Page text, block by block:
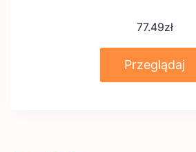
77.49zł
Przeglądaj